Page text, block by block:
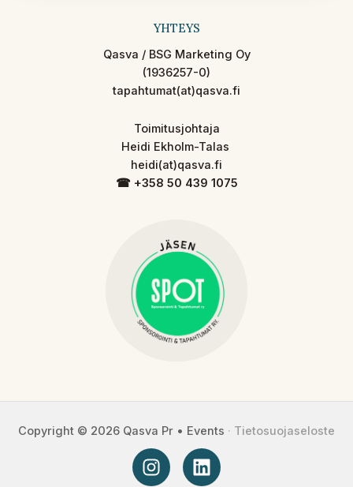
YHTEYS
Qasva / BSG Marketing Oy
(1936257-0)
tapahtumat(at)qasva.fi
Toimitusjohtaja
Heidi Ekholm-Talas
heidi(at)qasva.fi
☎︎ +358 50 439 1075
Copyright © 2026 Qasva Pr • Events · Tietosuojaseloste